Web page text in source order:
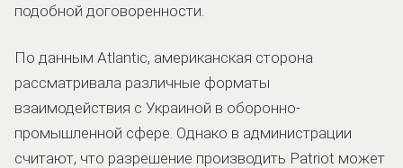
подобной договоренности.
По данным Atlantic, американская сторона
рассматривала различные форматы
взаимодействия с Украиной в оборонно-
промышленной сфере. Однако в администрации
считают, что разрешение производить Patriot может